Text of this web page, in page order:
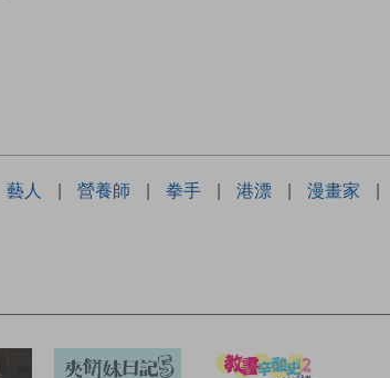
藝人 | 營養師 | 拳手 | 港漂 | 漫畫家 |